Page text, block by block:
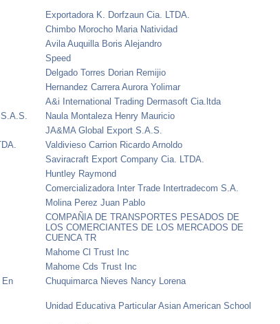
Exportadora K. Dorfzaun Cia. LTDA.
Chimbo Morocho Maria Natividad
Avila Auquilla Boris Alejandro
Speed
Delgado Torres Dorian Remijio
Hernandez Carrera Aurora Yolimar
A&i International Trading Dermasoft Cia.ltda
Naula Montaleza Henry Mauricio
JA&MA Global Export S.A.S.
Valdivieso Carrion Ricardo Arnoldo
Saviracraft Export Company Cia. LTDA.
Huntley Raymond
Comercializadora Inter Trade Intertradecom S.A.
Molina Perez Juan Pablo
COMPAÑIA DE TRANSPORTES PESADOS DE
LOS COMERCIANTES DE LOS MERCADOS DE
CUENCA TR
Mahome Cl Trust Inc
Mahome Cds Trust Inc
En
Chuquimarca Nieves Nancy Lorena
Unidad Educativa Particular Asian American School